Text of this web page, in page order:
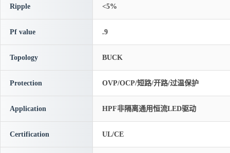
Ripple <5%
Pf value .9
Topology BUCK
Protection OVP/OCP/短路/开路/过温保护
Application HPF非隔离通用恒流LED驱动
Certification UL/CE